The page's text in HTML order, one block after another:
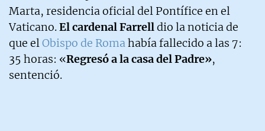
Marta, residencia oficial del Pontífice en el
Vaticano.El cardenal Farrelldio la noticia de
que elObispo de Romahabía fallecido a las 7:
35 horas: «Regresó a la casa del Padre»,
sentenció.